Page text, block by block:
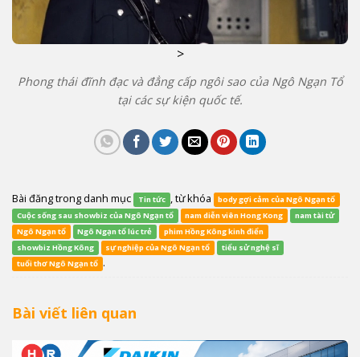
>
Phong thái đĩnh đạc và đẳng cấp ngôi sao của Ngô Ngạn Tổ
tại các sự kiện quốc tế.
Bài đăng trong danh mục Tin tức , từ khóa
body gợi cảm của Ngô Ngạn tổ
Cuộc sống sau showbiz của Ngô Ngạn tổ
nam diễn viên Hong Kong
nam tài tử
Ngô Ngạn tổ
Ngô Ngạn tổ lúc trẻ
phim Hồng Kông kinh điển
showbiz Hồng Kông
sự nghiệp của Ngô Ngạn tổ
tiểu sử nghệ sĩ
tuổi thơ Ngô Ngạn tổ .
Bài viết liên quan